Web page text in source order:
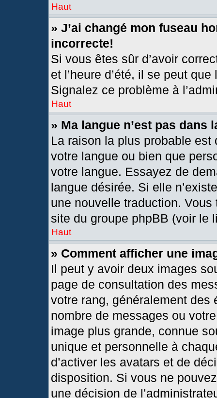
Haut
» J’ai changé mon fuseau
incorrecte!
Si vous êtes sûr d’avoir
et l’heure d’été, il se peut
Signalez ce problème à
Haut
» Ma langue n’est pas dans
La raison la plus probable est
votre langue ou bien que
votre langue. Essayez de
langue désirée. Si elle
une nouvelle traduction.
site du groupe phpBB (voir le
Haut
» Comment afficher une
Il peut y avoir deux images
page de consultation des
votre rang, généralement
nombre de messages ou
image plus grande, connue
unique et personnelle à
d’activer les avatars et de
disposition. Si vous ne
une décision de